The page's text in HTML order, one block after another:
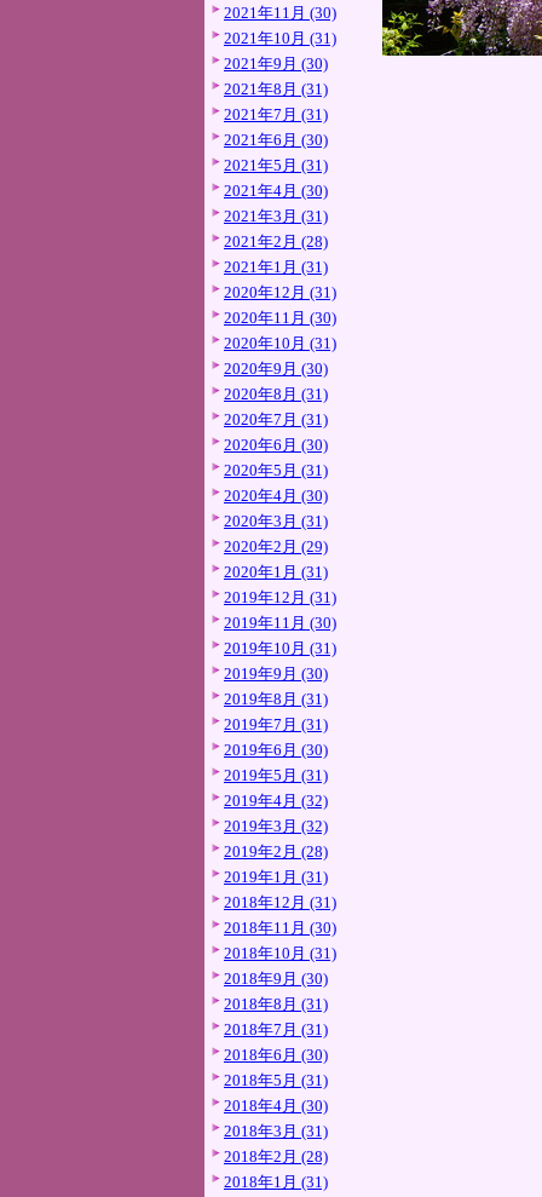
2021年11月 (30)
2021年10月 (31)
2021年9月 (30)
2021年8月 (31)
2021年7月 (31)
2021年6月 (30)
2021年5月 (31)
2021年4月 (30)
2021年3月 (31)
2021年2月 (28)
2021年1月 (31)
2020年12月 (31)
2020年11月 (30)
2020年10月 (31)
2020年9月 (30)
2020年8月 (31)
2020年7月 (31)
2020年6月 (30)
2020年5月 (31)
2020年4月 (30)
2020年3月 (31)
2020年2月 (29)
2020年1月 (31)
2019年12月 (31)
2019年11月 (30)
2019年10月 (31)
2019年9月 (30)
2019年8月 (31)
2019年7月 (31)
2019年6月 (30)
2019年5月 (31)
2019年4月 (32)
2019年3月 (32)
2019年2月 (28)
2019年1月 (31)
2018年12月 (31)
2018年11月 (30)
2018年10月 (31)
2018年9月 (30)
2018年8月 (31)
2018年7月 (31)
2018年6月 (30)
2018年5月 (31)
2018年4月 (30)
2018年3月 (31)
2018年2月 (28)
2018年1月 (31)